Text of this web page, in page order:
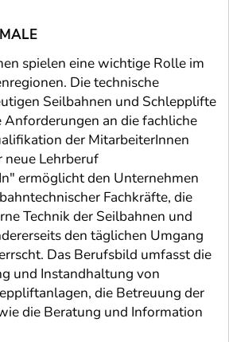
spielen eine wichtige Rolle im
Die technische
Seilbahnen und Schlepplifte
an die fachliche
der MitarbeiterInnen
neue Lehrberuf
ermöglicht den Unternehmen
Fachkräfte, die
Technik der Seilbahnen und
den täglichen Umgang
Das Berufsbild umfasst die
und Instandhaltung von
die Betreuung der
die Beratung und Information